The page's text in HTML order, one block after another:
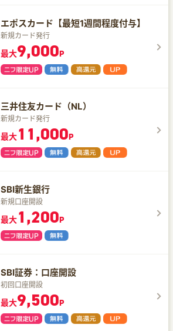
エポスカード【最短1週間程度付与】
新規カード発行
最大9,000P
三井住友カード（NL）
新規カード発行
最大11,000P
SBI新生銀行
新規口座開設
最大1,200P
SBI証券：口座開設
初回口座開設
最大9,500P